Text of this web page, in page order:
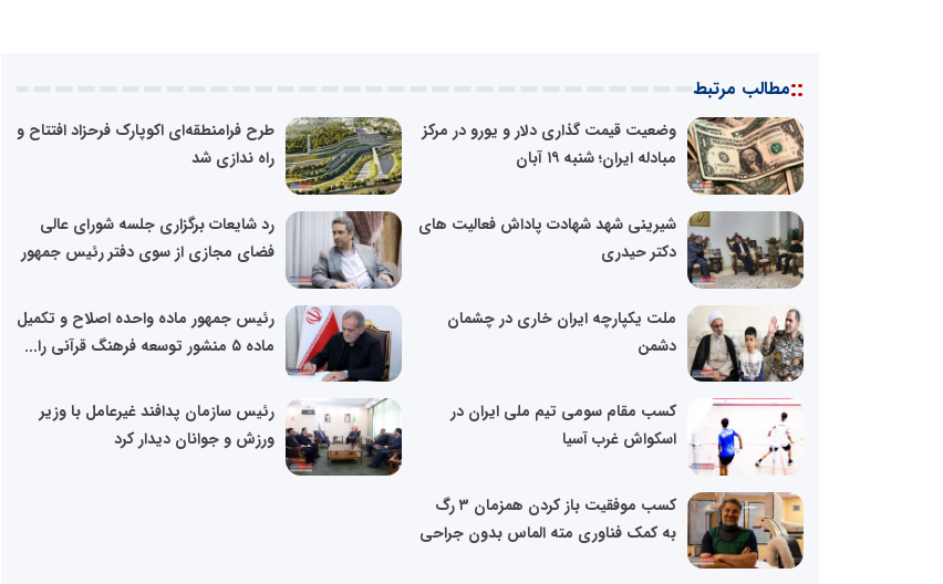
::مطالب مرتبط
وضعیت قیمت گذاری دلار و یورو در مرکز
مبادله ایران؛ شنبه ۱۹ آبان
طرح فرامنطقه‌ای اکوپارک فرحزاد افتتاح و
راه ندازی شد
شیرینی شهد شهادت پاداش فعالیت های
دکتر حیدری
رد شایعات برگزاری جلسه شورای عالی
فضای مجازی از سوی دفتر رئیس جمهور
ملت یکپارچه ایران خاری در چشمان
دشمن
رئیس جمهور ماده واحده اصلاح و تکمیل
ماده ۵ منشور توسعه فرهنگ قرآنی را...
کسب مقام سومی تیم ملی ایران در
اسکواش غرب آسیا
رئیس سازمان پدافند غیرعامل با وزیر
ورزش و جوانان دیدار کرد
کسب موفقیت باز کردن همزمان ۳ رگ
به کمک فناوری مته الماس بدون جراحی